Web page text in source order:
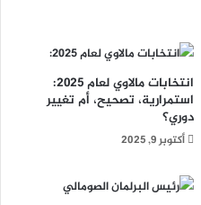
انتخابات مالاوي لعام ٢٠٢٥:
استمرارية، تصحيح، أم تغيير
دوري؟
أكتوبر 9, 2025